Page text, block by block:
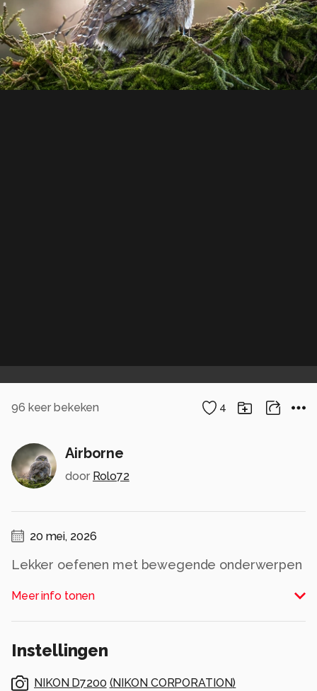
96 keer bekeken 4
Airborne
door Rolo72
20 mei, 2026
Lekker oefenen met bewegende onderwerpen
Meer info tonen
Instellingen
NIKON D7200 (NIKON CORPORATION)